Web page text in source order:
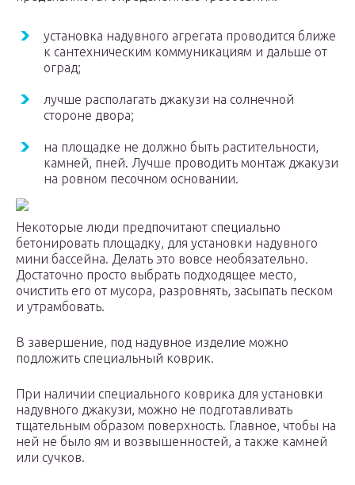
установка надувного агрегата проводится ближе
к сантехническим коммуникациям и дальше от
оград;
лучше располагать джакузи на солнечной
стороне двора;
на площадке не должно быть растительности,
камней, пней. Лучше проводить монтаж джакузи
на ровном песочном основании.
Некоторые люди предпочитают специально
бетонировать площадку, для установки надувного
мини бассейна. Делать это вовсе необязательно.
Достаточно просто выбрать подходящее место,
очистить его от мусора, разровнять, засыпать песком
и утрамбовать.
В завершение, под надувное изделие можно
подложить специальный коврик.
При наличии специального коврика для установки
надувного джакузи, можно не подготавливать
тщательным образом поверхность. Главное, чтобы на
ней не было ям и возвышенностей, а также камней
или сучков.